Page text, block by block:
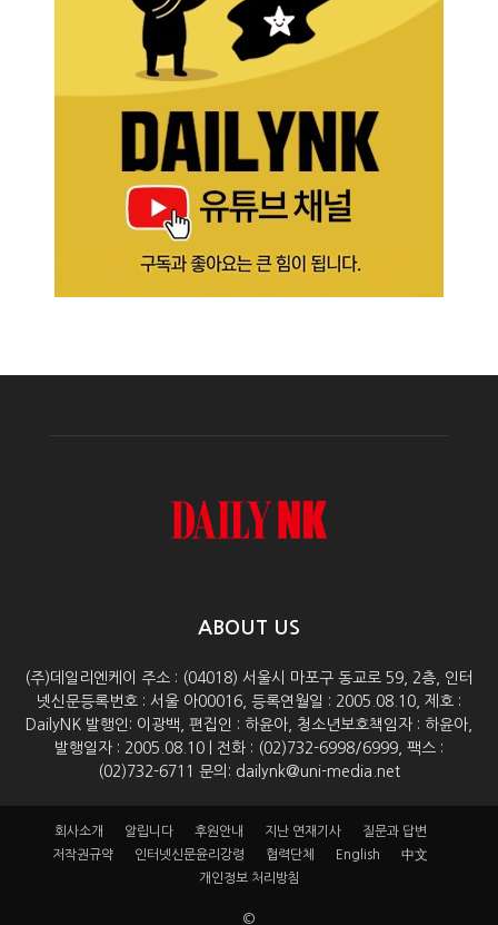
ABOUT US
(주)데일리엔케이 주소 : (04018) 서울시 마포구 동교로 59, 2층, 인터
넷신문등록번호 : 서울 아00016, 등록연월일 : 2005.08.10, 제호 :
DailyNK 발행인: 이광백, 편집인 : 하윤아, 청소년보호책임자 : 하윤아,
발행일자 : 2005.08.10 | 전화 : (02)732-6998/6999, 팩스 :
(02)732-6711 문의: dailynk@uni-media.net
회사소개 알립니다 후원안내 지난 연재기사
질문과 답변
저작권규약
인터넷신문윤리강령 협력단체 English
中文
개인정보 처리방침
©